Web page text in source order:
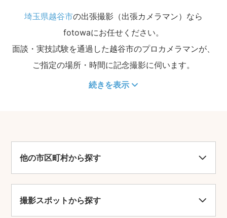
埼玉県越谷市の出張撮影（出張カメラマン）なら
fotowaにお任せください。
面談・実技試験を通過した越谷市のプロカメラマンが、
ご指定の場所・時間に記念撮影に伺います。
続きを表示
他の市区町村から探す
撮影スポットから探す